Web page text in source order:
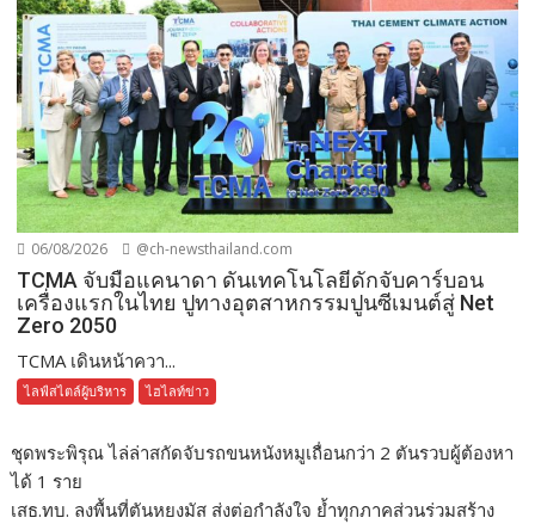
06/08/2026 @ch-newsthailand.com
TCMA จับมือแคนาดา ดันเทคโนโลยีดักจับคาร์บอน
เครื่องแรกในไทย ปูทางอุตสาหกรรมปูนซีเมนต์สู่ Net
Zero 2050
TCMA เดินหน้าควา...
ไลฟ์สไตล์ผู้บริหาร ไฮไลท์ข่าว
ชุดพระพิรุณ ไล่ล่าสกัดจับรถขนหนังหมูเถื่อนกว่า 2 ตันรวบผู้ต้องหา
ได้ 1 ราย
เสธ.ทบ. ลงพื้นที่ตันหยงมัส ส่งต่อกำลังใจ ย้ำทุกภาคส่วนร่วมสร้าง